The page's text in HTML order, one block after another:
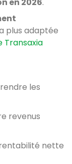
plus adaptée
Transaxia
les
revenus
nette